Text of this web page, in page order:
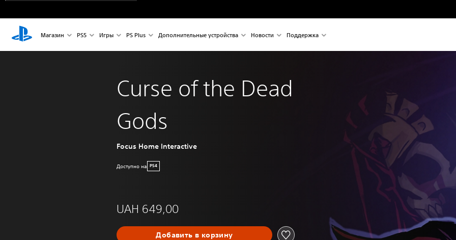
Магазин PS5 Игры PS Plus Дополнительные устройства Новости Поддержка
Curse of the Dead
Gods
Focus Home Interactive
Доступно на PS4
UAH 649,00
Добавить в корзину